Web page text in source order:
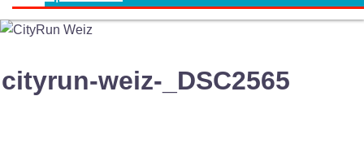
cityrun-weiz-_DSC2565